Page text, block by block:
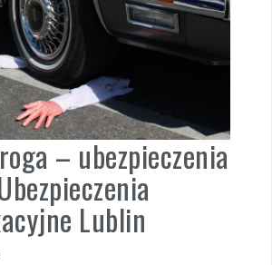
– ubezpieczenia
Lublin